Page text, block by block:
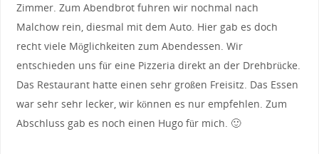
Zimmer. Zum Abendbrot fuhren wir nochmal nach
Malchow rein, diesmal mit dem Auto. Hier gab es doch
recht viele Möglichkeiten zum Abendessen. Wir
entschieden uns für eine Pizzeria direkt an der Drehbrücke.
Das Restaurant hatte einen sehr großen Freisitz. Das Essen
war sehr sehr lecker, wir können es nur empfehlen. Zum
Abschluss gab es noch einen Hugo für mich. 🙂